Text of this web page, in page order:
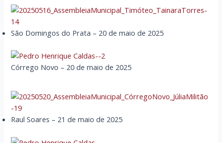
São Domingos do Prata – 20 de maio de 2025
Córrego Novo – 20 de maio de 2025
Raul Soares – 21 de maio de 2025